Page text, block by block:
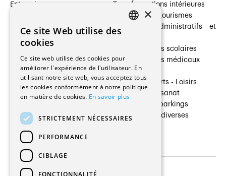
Entreprises
Architectes paysagistes
Architectes d'intérieur
Entreprises générales
Ingénieurs et mandataires
Fabricants / Fournisseurs
Régies immobilières
Gestion PPE
Transformations intérieures
Hôtelleries et tourismes
Bâtiments administratifs et
Établissements scolaires
Établissements médicaux
Villas
Cultures - Sports - Loisirs
Industrie - Artisanat
Transports et parkings
Constructions diverses
×
Ce site Web utilise des
cookies
Ce site web utilise des cookies pour
améliorer l'expérience de l'utilisateur. En
utilisant notre site web, vous acceptez tous
les cookies conformément à notre politique
en matière de cookies. En savoir plus
STRICTEMENT NÉCESSAIRES
PERFORMANCE
CIBLAGE
FONCTIONNALITÉ